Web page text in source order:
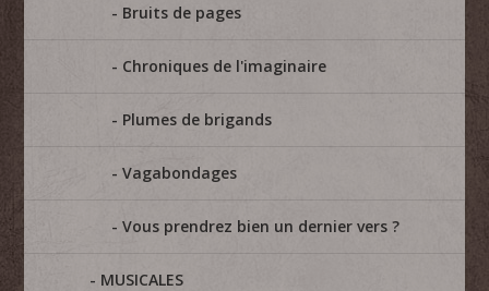
Bruits de pages
Chroniques de l'imaginaire
Plumes de brigands
Vagabondages
Vous prendrez bien un dernier vers ?
MUSICALES